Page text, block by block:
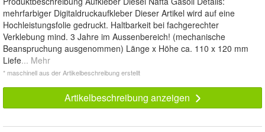
mehrfarbiger Digitaldruckaufkleber Dieser Artikel wird auf eine
Hochleistungsfolie gedruckt. Haltbarkeit bei fachgerechter
Verklebung mind. 3 Jahre im Aussenbereich! (mechanische
Beanspruchung ausgenommen) Länge x Höhe ca. 110 x 120 mm
Liefe... Mehr
* maschinell aus der Artikelbeschreibung erstellt
Artikelbeschreibung anzeigen